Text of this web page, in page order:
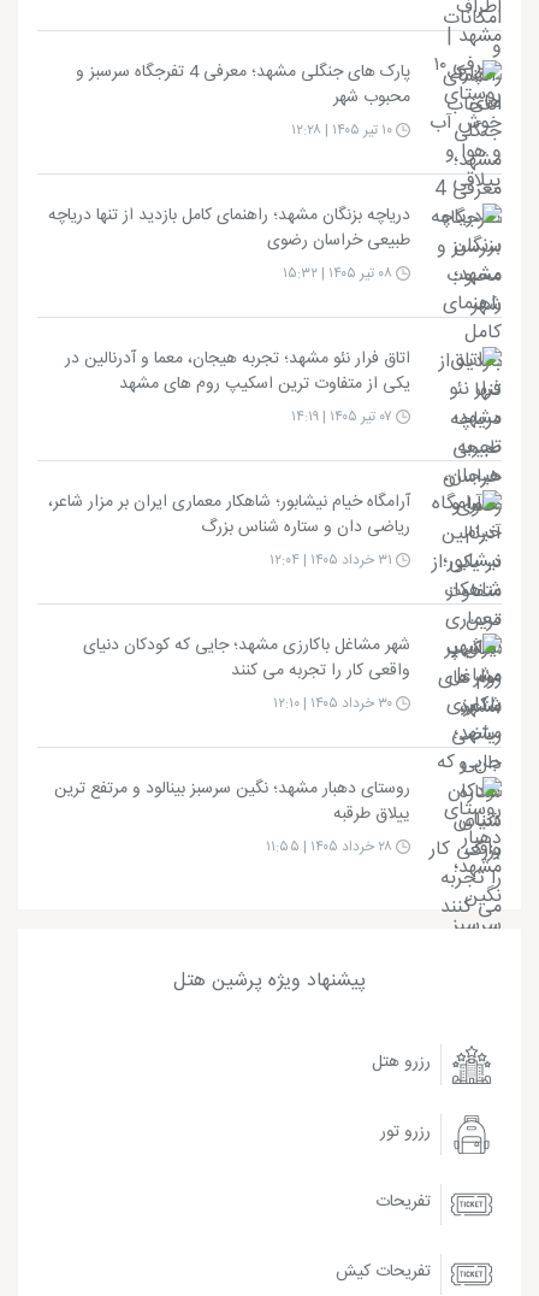
پارک های جنگلی مشهد؛ معرفی 4 تفرجگاه سرسبز و
محبوب شهر
دریاچه بزنگان مشهد؛ راهنمای کامل بازدید از تنها دریاچه
طبیعی خراسان رضوی
اتاق فرار نئو مشهد؛ تجربه هیجان، معما و آدرنالین در
یکی از متفاوت ترین اسکیپ روم های مشهد
آرامگاه خیام نیشابور؛ شاهکار معماری ایران بر مزار شاعر،
ریاضی دان و ستاره شناس بزرگ
شهر مشاغل باکارزی مشهد؛ جایی که کودکان دنیای
واقعی کار را تجربه می کنند
روستای دهبار مشهد؛ نگین سرسبز بینالود و مرتفع ترین
ییلاق طرقبه
پیشنهاد ویژه پرشین هتل
رزرو هتل
رزرو تور
تفریحات
تفریحات کیش